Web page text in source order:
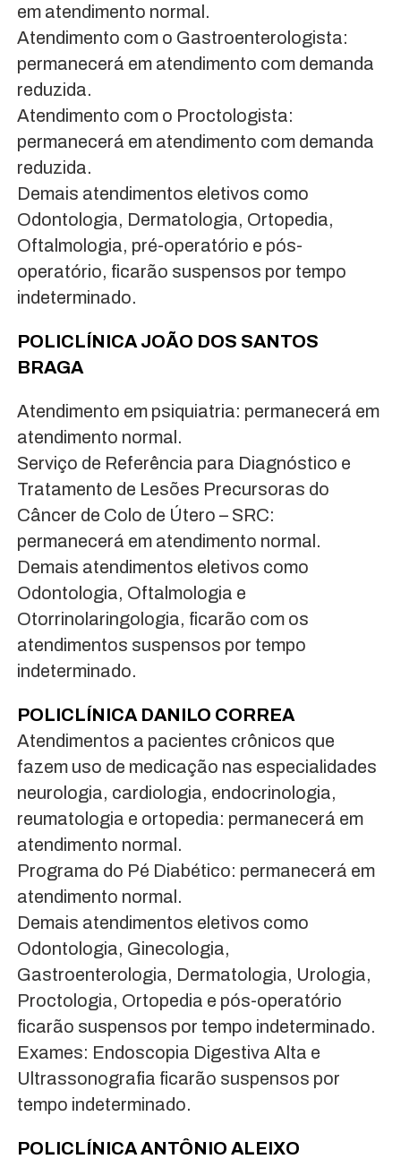
em atendimento normal.
Atendimento com o Gastroenterologista:
permanecerá em atendimento com demanda
reduzida.
Atendimento com o Proctologista:
permanecerá em atendimento com demanda
reduzida.
Demais atendimentos eletivos como
Odontologia, Dermatologia, Ortopedia,
Oftalmologia, pré-operatório e pós-
operatório, ficarão suspensos por tempo
indeterminado.
POLICLÍNICA JOÃO DOS SANTOS
BRAGA
Atendimento em psiquiatria: permanecerá em
atendimento normal.
Serviço de Referência para Diagnóstico e
Tratamento de Lesões Precursoras do
Câncer de Colo de Útero – SRC:
permanecerá em atendimento normal.
Demais atendimentos eletivos como
Odontologia, Oftalmologia e
Otorrinolaringologia, ficarão com os
atendimentos suspensos por tempo
indeterminado.
POLICLÍNICA DANILO CORREA
Atendimentos a pacientes crônicos que
fazem uso de medicação nas especialidades
neurologia, cardiologia, endocrinologia,
reumatologia e ortopedia: permanecerá em
atendimento normal.
Programa do Pé Diabético: permanecerá em
atendimento normal.
Demais atendimentos eletivos como
Odontologia, Ginecologia,
Gastroenterologia, Dermatologia, Urologia,
Proctologia, Ortopedia e pós-operatório
ficarão suspensos por tempo indeterminado.
Exames: Endoscopia Digestiva Alta e
Ultrassonografia ficarão suspensos por
tempo indeterminado.
POLICLÍNICA ANTÔNIO ALEIXO